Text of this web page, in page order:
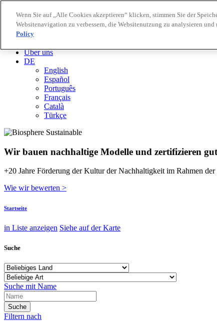
Biosphere Reiseziele
Biosphere Unternehmen
Über uns
DE
English
Español
Português
Français
Català
Türkçe
Wir bauen nachhaltige Modelle und zertifizieren
+20 Jahre Förderung der Kultur der Nachhaltigkeit im Rahmen
Wie wir bewerten >
Startseite
in Liste anzeigen Siehe auf der Karte
Suche
Suche mit Name
Filtern nach
Wenn Sie auf „Alle Cookies akzeptieren“ klicken, stimmen Sie der
Websitenavigation zu verbessern, die Websitenutzung zu analysieren
Policy